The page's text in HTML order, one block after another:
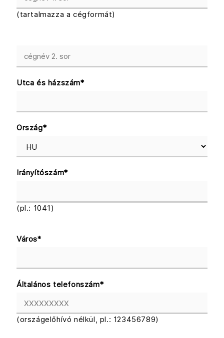
(tartalmazza a cégformát)
Utca és házszám*
Ország*
Irányítószám*
(pl.: 1041)
Város*
Általános telefonszám*
(országelőhívó nélkül, pl.: 123456789)